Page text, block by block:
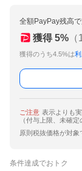
全額PayPay残高
獲得 5% （
獲得のうち4.5%は
ご注意 表示よりも
（付与上限、未確定
原則税抜価格が対象
条件達成でおトク